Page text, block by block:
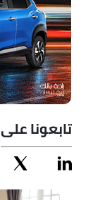
تابعونا على